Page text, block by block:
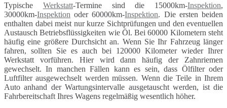
Typische Werkstatt-Termine sind die 15000km-Inspektion,
30000km-Inspektion oder 60000km-Inspektion. Die ersten beiden
enthalten dabei meist nur kurze Sichtprüfungen und den eventuellen
Austausch Betriebsflüssigkeiten wie Öl. Bei 60000 Kilometern steht
häufig eine größere Durchsicht an. Wenn Sie Ihr Fahrzeug länger
fahren, sollten Sie es auch bei 120000 Kilometer wieder Ihrer
Werkstatt vorführen. Hier wird dann häufig der Zahnriemen
gewechselt. In manchen Fällen kann es sein, dass Ölfilter oder
Luftfilter ausgewechselt werden müssen. Wenn die Teile in Ihrem
Auto anhand der Wartungsintervalle ausgetauscht werden, ist die
Fahrbereitschaft Ihres Wagens regelmäßig wesentlich höher.